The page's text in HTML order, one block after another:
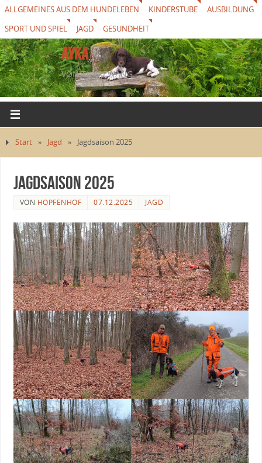
ALLGEMEINES AUS DEM HUNDELEBEN KINDERSTUBE
AUSBILDUNG
SPORT UND SPIEL
JAGD GESUNDHEIT
AYKA
VON THUREWANG
Start » Jagd » Jagdsaison 2025
Jagdsaison 2025
VON HOPFENHOF 07.12.2025 JAGD